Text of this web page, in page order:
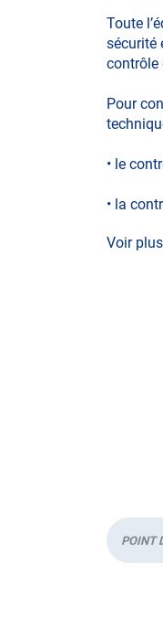
Toute
sécurité
contrôle
Pour
• le
• la
• le
Voir plus
Départ